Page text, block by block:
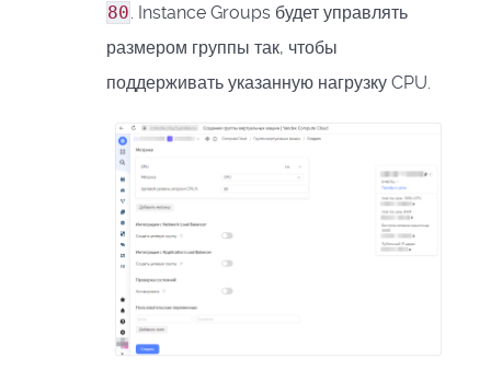
80. Instance Groups будет управлять
размером группы так, чтобы
поддерживать указанную нагрузку CPU.